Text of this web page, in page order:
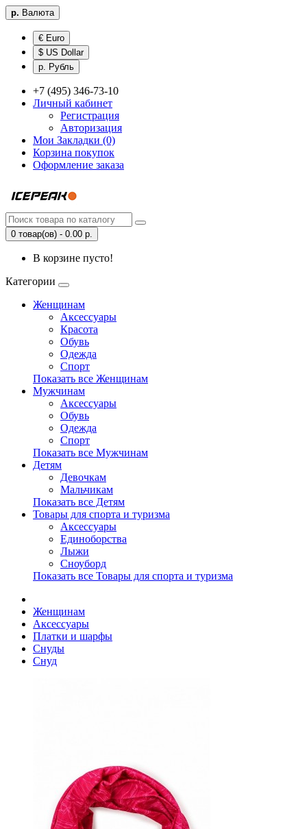
р. Валюта
€ Euro
$ US Dollar
р. Рубль
+7 (495) 346-73-10
Личный кабинет
Регистрация
Авторизация
Мои Закладки (0)
Корзина покупок
Оформление заказа
0 товар(ов) - 0.00 р.
В корзине пусто!
Категории
Женщинам
Аксессуары
Красота
Обувь
Одежда
Спорт
Показать все Женщинам
Мужчинам
Аксессуары
Обувь
Одежда
Спорт
Показать все Мужчинам
Детям
Девочкам
Мальчикам
Показать все Детям
Товары для спорта и туризма
Аксессуары
Единоборства
Лыжи
Сноуборд
Показать все Товары для спорта и туризма
Женщинам
Аксессуары
Платки и шарфы
Снуды
Снуд